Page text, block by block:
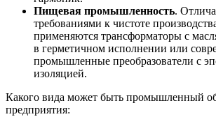
Пищевая промышленность.
требованиями к чистоте
применяются трансформаторы с
в герметичном исполнении или
промышленные преобразователи с
изоляцией.
Какого вида может быть промышленный
предприятия: